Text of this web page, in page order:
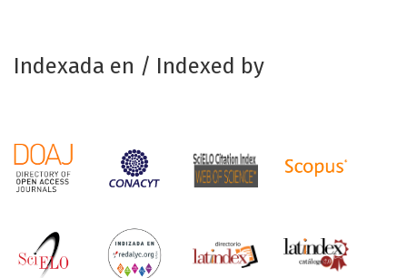
Indexada en / Indexed by